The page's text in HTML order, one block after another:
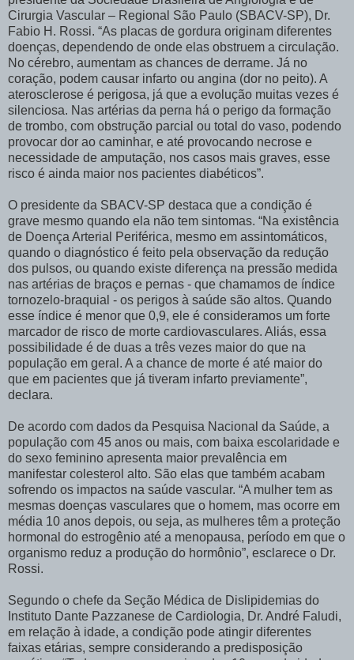
Cirurgia Vascular – Regional São Paulo (SBACV-SP), Dr.
Fabio H. Rossi. “As placas de gordura originam diferentes
doenças, dependendo de onde elas obstruem a circulação.
No cérebro, aumentam as chances de derrame. Já no
coração, podem causar infarto ou angina (dor no peito). A
aterosclerose é perigosa, já que a evolução muitas vezes é
silenciosa. Nas artérias da perna há o perigo da formação
de trombo, com obstrução parcial ou total do vaso, podendo
provocar dor ao caminhar, e até provocando necrose e
necessidade de amputação, nos casos mais graves, esse
risco é ainda maior nos pacientes diabéticos”.
O presidente da SBACV-SP destaca que a condição é
grave mesmo quando ela não tem sintomas. “Na existência
de Doença Arterial Periférica, mesmo em assintomáticos,
quando o diagnóstico é feito pela observação da redução
dos pulsos, ou quando existe diferença na pressão medida
nas artérias de braços e pernas - que chamamos de índice
tornozelo-braquial - os perigos à saúde são altos. Quando
esse índice é menor que 0,9, ele é consideramos um forte
marcador de risco de morte cardiovasculares. Aliás, essa
possibilidade é de duas a três vezes maior do que na
população em geral. A a chance de morte é até maior do
que em pacientes que já tiveram infarto previamente”,
declara.
De acordo com dados da Pesquisa Nacional da Saúde, a
população com 45 anos ou mais, com baixa escolaridade e
do sexo feminino apresenta maior prevalência em
manifestar colesterol alto. São elas que também acabam
sofrendo os impactos na saúde vascular. “A mulher tem as
mesmas doenças vasculares que o homem, mas ocorre em
média 10 anos depois, ou seja, as mulheres têm a proteção
hormonal do estrogênio até a menopausa, período em que o
organismo reduz a produção do hormônio”, esclarece o Dr.
Rossi.
Segundo o chefe da Seção Médica de Dislipidemias do
Instituto Dante Pazzanese de Cardiologia, Dr. André Faludi,
em relação à idade, a condição pode atingir diferentes
faixas etárias, sempre considerando a predisposição